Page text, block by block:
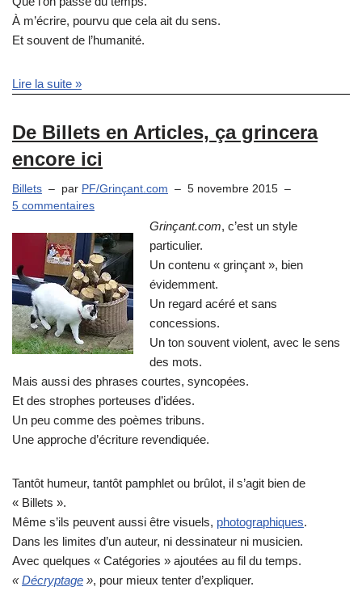
À m’écrire, pourvu que cela ait du sens.
Et souvent de l’humanité.
Lire la suite »
De Billets en Articles, ça grincera
encore ici
Billets par PF/Grinçant.com
5 novembre 2015
5 commentaires
Grinçant.com, c’est un style
particulier.
Un contenu « grinçant », bien
évidemment.
Un regard acéré et sans
concessions.
Un ton souvent violent, avec le sens
des mots.
Mais aussi des phrases courtes, syncopées.
Et des strophes porteuses d’idées.
Un peu comme des poèmes tribuns.
Une approche d’écriture revendiquée.
Tantôt humeur, tantôt pamphlet ou brûlot, il s’agit bien de
« Billets ».
Même s’ils peuvent aussi être visuels, photographiques.
Dans les limites d’un auteur, ni dessinateur ni musicien.
Avec quelques « Catégories » ajoutées au fil du temps.
«Décryptage », pour mieux tenter d’expliquer.